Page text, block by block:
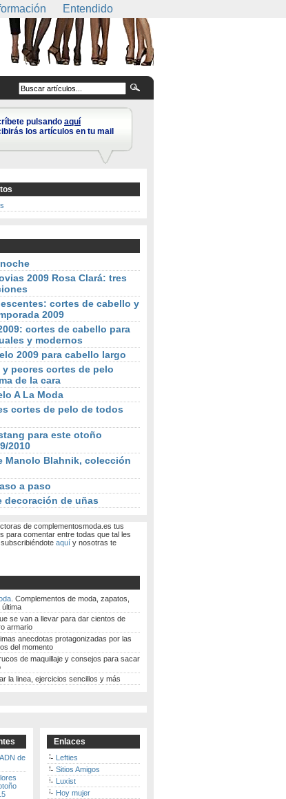
pulsando aquí
los artículos en tu mail
2009 Rosa Clará: tres
cortes de cabello y
2009
cortes de cabello para
y modernos
2009 para cabello largo
y peores cortes de pelo
de la cara
A La Moda
cortes de pelo de todos
para este otoño
2010
Manolo Blahnik, colección
a paso
decoración de uñas
de complementosmoda.es tus
para comentar entre todas que tal les
aquí y nosotras te
. Complementos de moda, zapatos,
se van a llevar para dar cientos de
armario
anecdotas protagonizadas por las
del momento
de maquillaje y consejos para sacar
la linea, ejercicios sencillos y más
de
Enlaces
Lefties
Sitios Amigos
Luxist
Hoy mujer
Entendido